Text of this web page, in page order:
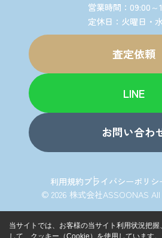
営業時間：09:00～
定休日：火曜日・
査定依頼
LINE
お問い合わ
利用規約プライバシーポリシ
© 2026 株式会社ASSOONAS
当サイトでは、お客様の当サイト利用状況把
して、クッキー（Cookie）を使用しています。